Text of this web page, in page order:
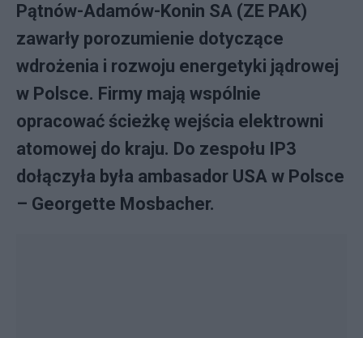
Pątnów-Adamów-Konin SA (ZE PAK)
zawarły porozumienie dotyczące
wdrożenia i rozwoju energetyki jądrowej
w Polsce. Firmy mają wspólnie
opracować ścieżkę wejścia elektrowni
atomowej do kraju. Do zespołu IP3
dołączyła była ambasador USA w Polsce
– Georgette Mosbacher.